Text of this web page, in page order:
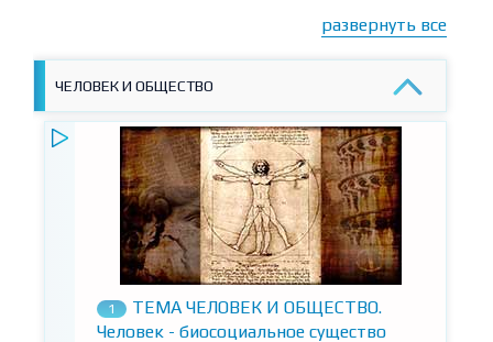
развернуть все
ЧЕЛОВЕК И ОБЩЕСТВО
1
ТЕМА ЧЕЛОВЕК И ОБЩЕСТВО.
Человек - биосоциальное существо